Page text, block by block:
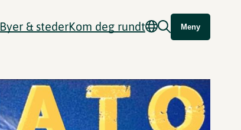
Byer & stederKom deg rundt Meny